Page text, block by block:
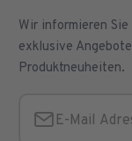
Wir informieren
exklusive
Produktneuheiten.